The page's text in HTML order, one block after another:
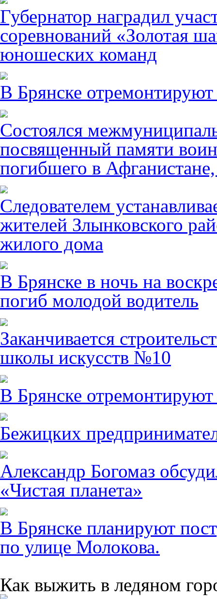
Губернатор наградил
соревнований «Золотая
юношеских команд
В Брянске
Состоялся
посвященный памяти
погибшего в
Следователем
жителей Злынковского
жилого дома
В Брянске в ночь на
погиб молодой водитель
Заканчивается
школы искусств №10
В Брянске
Бежицких
Александр Богомаз
«Чистая планета»
В Брянске планируют
по улице Молокова.
Как выжить в ледяном